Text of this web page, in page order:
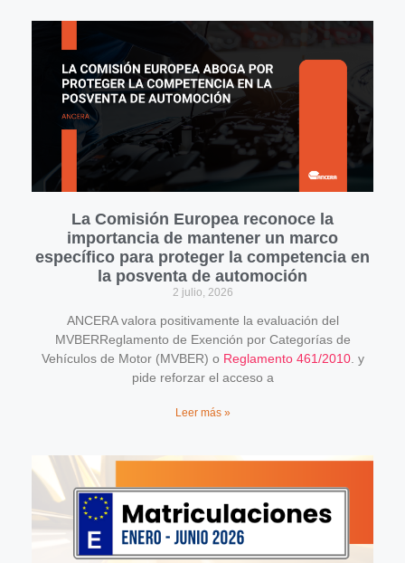
La Comisión Europea reconoce la
importancia de mantener un marco
específico para proteger la competencia en
la posventa de automoción
2 julio, 2026
ANCERA valora positivamente la evaluación del
MVBERReglamento de Exención por Categorías de
Vehículos de Motor (MVBER) o Reglamento 461/2010. y
pide reforzar el acceso a
Leer más »